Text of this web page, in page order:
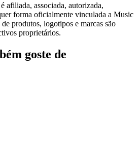
afiliada, associada, autorizada,
forma oficialmente vinculada a Music
produtos, logotipos e marcas são
proprietários.
goste de